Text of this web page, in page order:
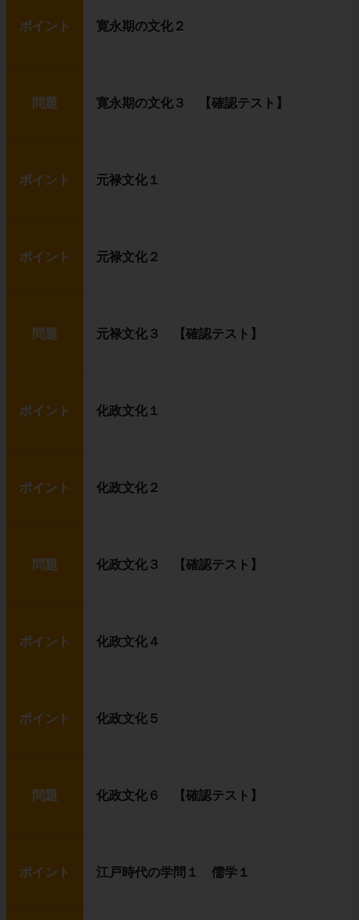
ポイント 寛永期の文化２
問題 寛永期の文化３ 【確認テスト】
ポイント 元禄文化１
ポイント 元禄文化２
問題 元禄文化３ 【確認テスト】
ポイント 化政文化１
ポイント 化政文化２
問題 化政文化３ 【確認テスト】
ポイント 化政文化４
ポイント 化政文化５
問題 化政文化６ 【確認テスト】
ポイント 江戸時代の学問１ 儒学１